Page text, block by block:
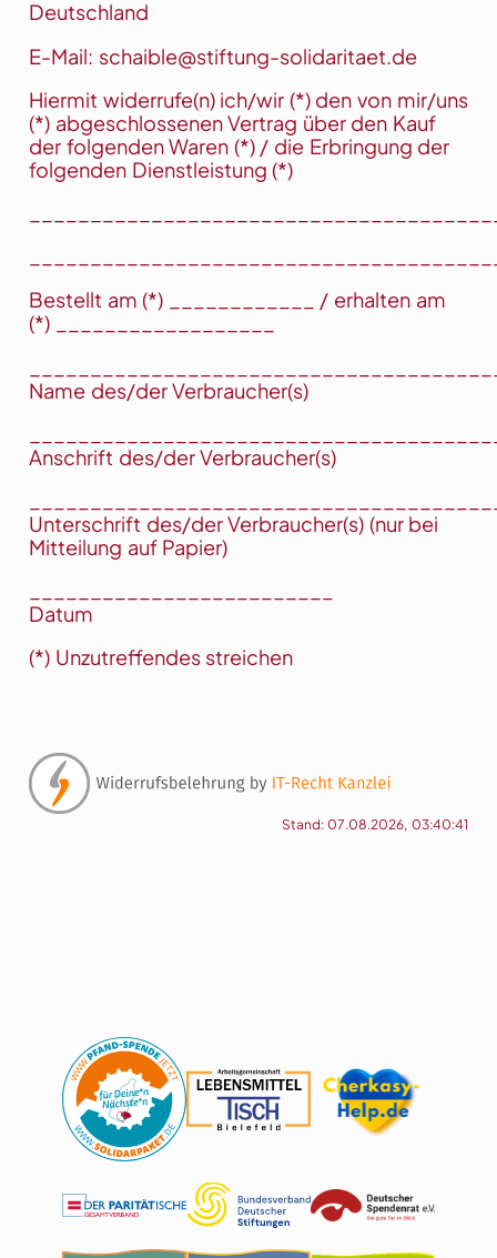
Deutschland
E-Mail: schaible@stiftung-solidaritaet.de
Hiermit widerrufe(n) ich/wir (*) den von mir/uns
(*) abgeschlossenen Vertrag über den Kauf
der folgenden Waren (*) / die Erbringung der
folgenden Dienstleistung (*)
Bestellt am (*) ____________ / erhalten am
(*) __________________
Name des/der Verbraucher(s)
Anschrift des/der Verbraucher(s)
Unterschrift des/der Verbraucher(s) (nur bei
Mitteilung auf Papier)
Datum
(*) Unzutreffendes streichen
Stand: 07.08.2026, 03:40:41